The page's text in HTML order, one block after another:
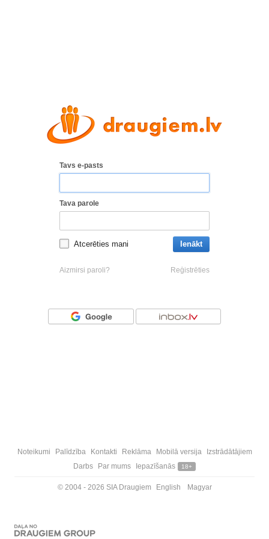
Tavs e-pasts
Tava parole
Atcerēties mani Ienākt
Aizmirsi paroli? Reģistrēties
Noteikumi Palīdzība Kontakti Reklāma Mobilā versija
Izstrādātājiem
Darbs
Par mums Iepazīšanās 18+
© 2004 - 2026 SIA Draugiem English Magyar